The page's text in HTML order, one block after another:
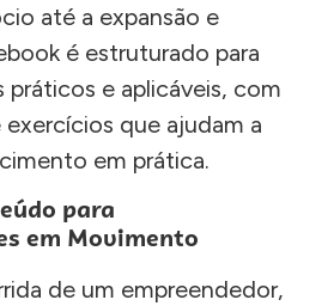
até a expansão e
é estruturado para
e aplicáveis, com
exercícios que ajudam a
em prática.
para
em Movimento
de um empreendedor,